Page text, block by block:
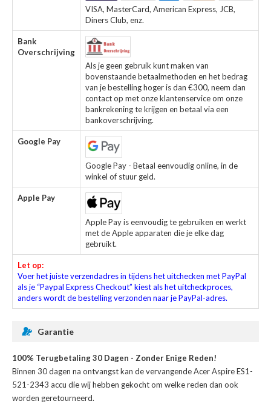
VISA, MasterCard, American Express, JCB,
Diners Club, enz.
Bank
Overschrijving
Als je geen gebruik kunt maken van
bovenstaande betaalmethoden en het bedrag
van je bestelling hoger is dan €300, neem dan
contact op met onze klantenservice om onze
bankrekening te krijgen en betaal via een
bankoverschrijving.
Google Pay
Google Pay - Betaal eenvoudig online, in de
winkel of stuur geld.
Apple Pay
Apple Pay is eenvoudig te gebruiken en werkt
met de Apple apparaten die je elke dag
gebruikt.
Let op:
Voer het juiste verzendadres in tijdens het uitchecken met PayPal
als je “Paypal Express Checkout” kiest als het uitcheckproces,
anders wordt de bestelling verzonden naar je PayPal-adres.
Garantie
100% Terugbetaling 30 Dagen - Zonder Enige Reden!
Binnen 30 dagen na ontvangst kan devervangende Acer Aspire ES1-
521-2343 accu die wij hebben gekocht om welke reden dan ook
worden geretourneerd.